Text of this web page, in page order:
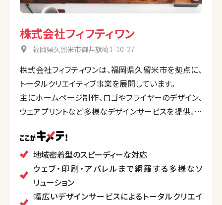
株式会社フィフティワン
福岡県久留米市御井旗崎1-10-27
株式会社フィフティワンは、福岡県久留米市を拠点に、
トータルクリエイティブ事業を展開しています。
主にホームページ制作、ロゴやフライヤーのデザイン、
ウェアプリントなど多様なデザインサービスを提供。印
い業種でサービスを展開し、地域密着型のサポートに
力を入れています。
短納期の印刷やオリジナルウェアデザインも強みです。
地域密着型のスピーディーな対応
ウェブ・印刷・アパレルまで網羅する多様なソ
リューション
幅広いデザインサービスによるトータルクリエイ